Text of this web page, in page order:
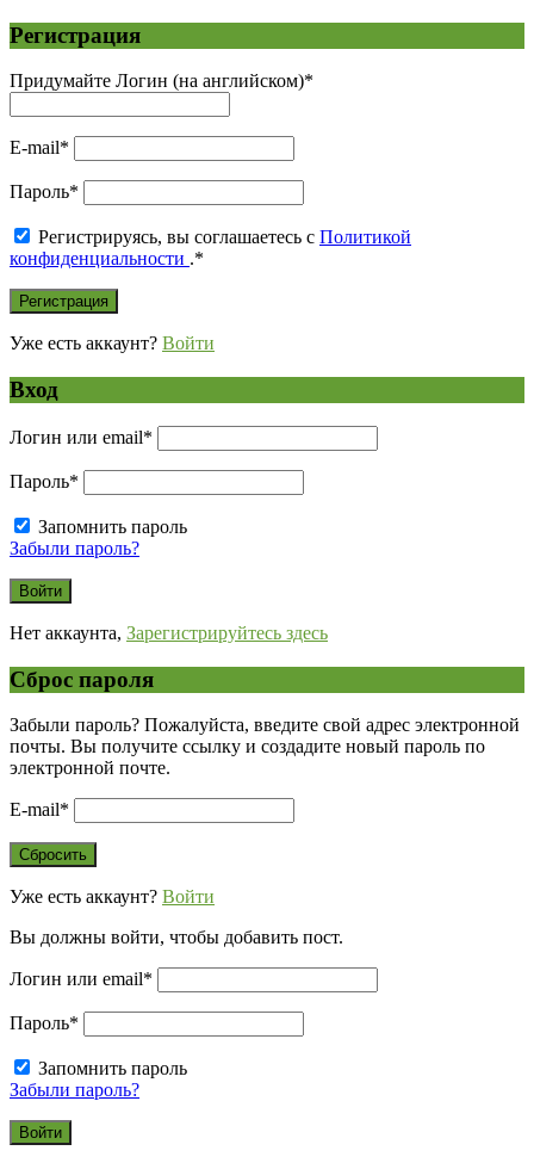
Регистрация
Придумайте Логин (на английском)*
E-mail*
Пароль*
Регистрируясь, вы соглашаетесь с Политикой
конфиденциальности .*
Уже есть аккаунт? Войти
Вход
Логин или email*
Пароль*
Запомнить пароль
Забыли пароль?
Нет аккаунта, Зарегистрируйтесь здесь
Сброс пароля
Забыли пароль? Пожалуйста, введите свой адрес электронной
почты. Вы получите ссылку и создадите новый пароль по
электронной почте.
E-mail*
Уже есть аккаунт? Войти
Вы должны войти, чтобы добавить пост.
Логин или email*
Пароль*
Запомнить пароль
Забыли пароль?